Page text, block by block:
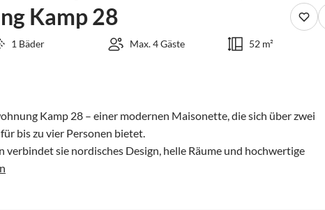
Kamp 28
1 Bäder Max. 4 Gäste 52 m²
Kamp 28 – einer modernen Maisonette, die sich über zwei
bis zu vier Personen bietet.
sie nordisches Design, helle Räume und hochwertige